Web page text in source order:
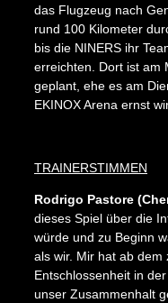
das Flugzeug nach
rund 100 Kilometer
bis die NINERS ihr
erreichten. Dort ist am
geplant, ehe es am
EKINOX Arena ernst
TRAINERSTIMMEN
Rodrigo Pastore
dieses Spiel über die
würde und zu Beginn
als wir. Mir hat ab dem
Entschlossenheit in
unser Zusammenhalt